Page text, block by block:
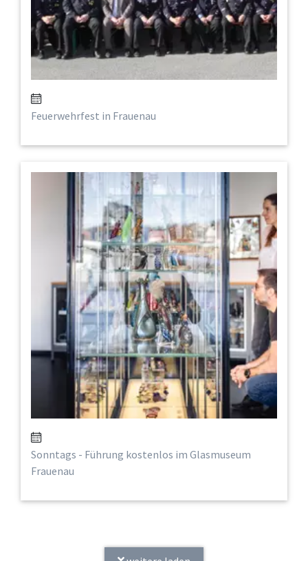
Feuerwehrfest in Frauenau
Sonntags - Führung kostenlos im Glasmuseum
Frauenau